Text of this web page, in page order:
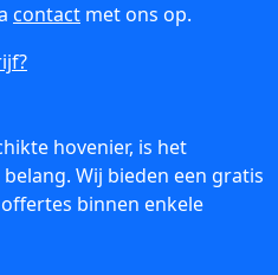
contact met ons op.
hovenier, is het
Wij bieden een gratis
binnen enkele